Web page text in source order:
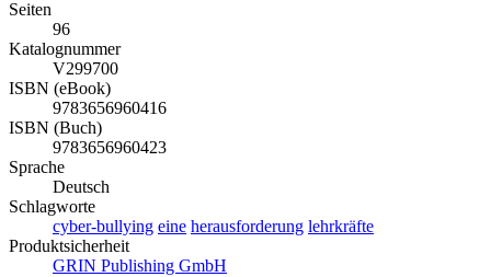
Seiten
96
Katalognummer
V299700
ISBN (eBook)
9783656960416
ISBN (Buch)
9783656960423
Sprache
Deutsch
Schlagworte
cyber-bullying eine herausforderung lehrkräfte
Produktsicherheit
GRIN Publishing GmbH